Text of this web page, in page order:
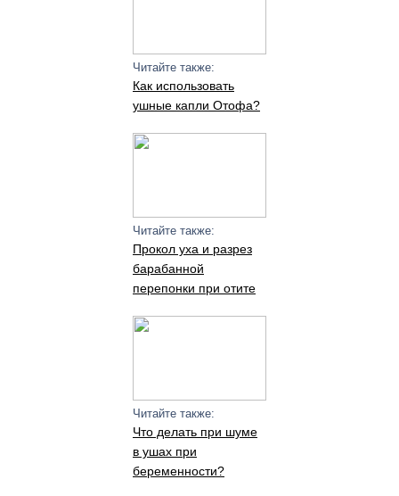
Читайте также:
Как использовать
ушные капли Отофа?
Читайте также:
Прокол уха и разрез
барабанной
перепонки при отите
Читайте также:
Что делать при шуме
в ушах при
беременности?